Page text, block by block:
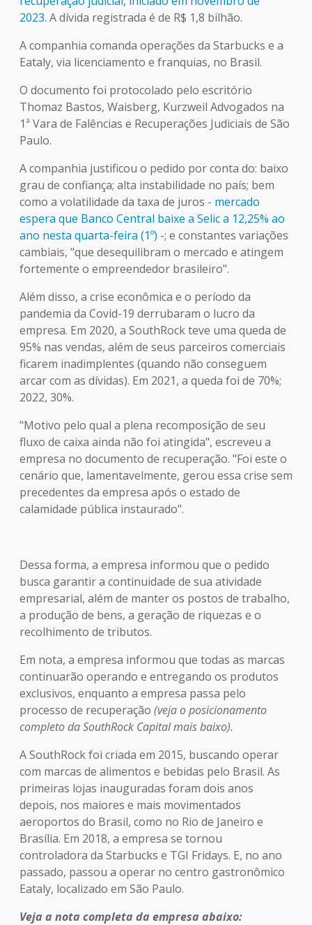
2023. A dívida registrada é de R$ 1,8 bilhão.
A companhia comanda operações da Starbucks e a
Eataly, via licenciamento e franquias, no Brasil.
O documento foi protocolado pelo escritório
Thomaz Bastos, Waisberg, Kurzweil Advogados na
1ª Vara de Falências e Recuperações Judiciais de São
Paulo.
A companhia justificou o pedido por conta do: baixo
grau de confiança; alta instabilidade no país; bem
como a volatilidade da taxa de juros - mercado
espera que Banco Central baixe a Selic a 12,25% ao
ano nesta quarta-feira (1º) -; e constantes variações
cambiais, "que desequilibram o mercado e atingem
fortemente o empreendedor brasileiro".
Além disso, a crise econômica e o período da
pandemia da Covid-19 derrubaram o lucro da
empresa. Em 2020, a SouthRock teve uma queda de
95% nas vendas, além de seus parceiros comerciais
ficarem inadimplentes (quando não conseguem
arcar com as dívidas). Em 2021, a queda foi de 70%;
2022, 30%.
"Motivo pelo qual a plena recomposição de seu
fluxo de caixa ainda não foi atingida", escreveu a
empresa no documento de recuperação. "Foi este o
cenário que, lamentavelmente, gerou essa crise sem
precedentes da empresa após o estado de
calamidade pública instaurado".
Dessa forma, a empresa informou que o pedido
busca garantir a continuidade de sua atividade
empresarial, além de manter os postos de trabalho,
a produção de bens, a geração de riquezas e o
recolhimento de tributos.
Em nota, a empresa informou que todas as marcas
continuarão operando e entregando os produtos
exclusivos, enquanto a empresa passa pelo
processo de recuperação (veja o posicionamento
completo da SouthRock Capital mais baixo).
A SouthRock foi criada em 2015, buscando operar
com marcas de alimentos e bebidas pelo Brasil. As
primeiras lojas inauguradas foram dois anos
depois, nos maiores e mais movimentados
aeroportos do Brasil, como no Rio de Janeiro e
Brasília. Em 2018, a empresa se tornou
controladora da Starbucks e TGI Fridays. E, no ano
passado, passou a operar no centro gastronômico
Eataly, localizado em São Paulo.
Veja a nota completa da empresa abaixo: